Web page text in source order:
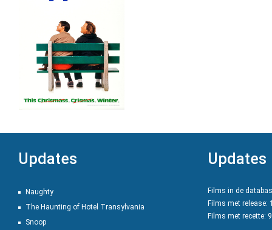
Updates
Naughty
The Haunting of Hotel Transylvania
Snoop
Updates
Films in de
Films met release:
Films met recette: